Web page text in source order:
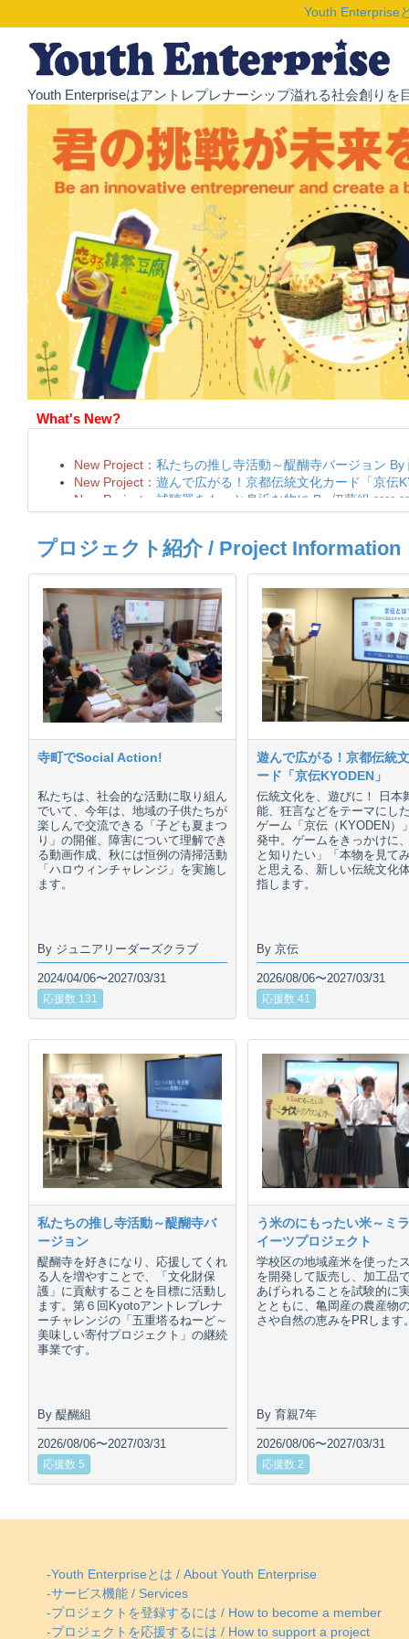
Youth Enterprise
Youth Enterpriseはアントレプレナーシップ溢れる社会創り
What's New?
プロジェクト紹介 / Project Information
寺町でSocial Action!
私たちは、社会的な活動に取り組ん
でいて、今年は、地域の子供たちが
楽しんで交流できる「子ども夏まつ
り」の開催、障害について理解でき
る動画作成、秋には恒例の清掃活動
「ハロウィンチャレンジ」を実施し
ます。
By ジュニアリーダーズクラブ
2024/04/06〜2027/03/31
応援数 131
遊んで広がる！京都伝統
ード「京伝KYODEN」
伝統文化を、遊びに！ 日本
能、狂言などをテーマにし
ゲーム「京伝（KYODEN）
発中。ゲームをきっかけに
と知りたい」「本物を見て
と思える、新しい伝統文化
指します。
By 京伝
2026/08/06〜2027/03/31
応援数 41
私たちの推し寺活動～醍醐寺バ
ージョン
醍醐寺を好きになり、応援してくれ
る人を増やすことで、「文化財保
護」に貢献することを目標に活動し
ます。第６回Kyotoアントレプレナ
ーチャレンジの「五重塔るねーど～
美味しい寄付プロジェクト」の継続
事業です。
By 醍醐組
2026/08/06〜2027/03/31
応援数 5
う米のにもったい米～ミ
イーツプロジェクト
学校区の地域産米を使った
を開発して販売し、加工品
あげられることを試験的に
とともに、亀岡産の農産物
さや自然の恵みをPRします
By 育親7年
2026/08/06〜2027/03/31
応援数 2
-Youth Enterpriseとは / About Youth Enterprise
-サービス機能 / Services
-プロジェクトを登録するには / How to become a member
-プロジェクトを応援するには / How to support a project